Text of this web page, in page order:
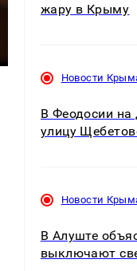
жару в Крыму
Новости
В Феодосии на
улицу
Новости
В Алуште
выключают